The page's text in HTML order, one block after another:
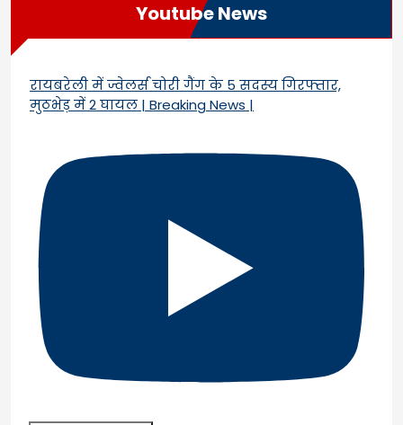
Youtube News
रायबरेली में ज्वेलर्स चोरी गैंग के 5 सदस्य गिरफ्तार,
मुठभेड़ में 2 घायल | Breaking News |